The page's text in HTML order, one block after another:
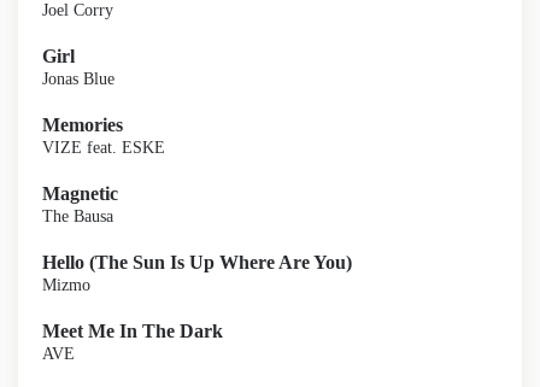
Joel Corry
Girl
Jonas Blue
Memories
VIZE feat. ESKE
Magnetic
The Bausa
Hello (The Sun Is Up Where Are You)
Mizmo
Meet Me In The Dark
AVE